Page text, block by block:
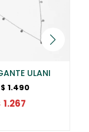
ULANI
$ 1.490
1.267